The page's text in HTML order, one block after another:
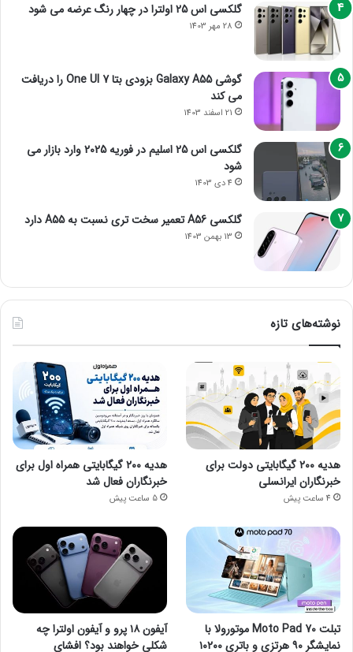
گلکسی اس 25 اولترا در چهار رنگ عرضه می شود
28 مهر 1403
گوشی Galaxy A55 بزودی بتا One UI 7 را دریافت
می کند
21 اسفند 1403
گلکسی اس 25 اسلیم در فوریه 2025 وارد بازار می
شود
4 دی 1403
گلکسی A56 تعمیر سخت تری نسبت به A55 دارد
13 بهمن 1403
نوشته‌های تازه
هدیه ۲۰۰ گیگابایتی دولت برای
خبرنگاران ایرانسلی
4 ساعت پیش
هدیه ۲۰۰ گیگابایتی همراه اول برای
خبرنگاران فعال شد
5 ساعت پیش
تبلت Moto Pad 70 موتورولا با
نمایشگر ۹۰ هرتزی و باتری ۱۰۲۰۰
آیفون ۱۸ پرو و آیفون اولترا چه
شکلی خواهند بود؟ افشای